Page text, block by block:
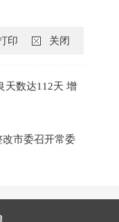
关闭
印
天数达112天 增
市委召开常委